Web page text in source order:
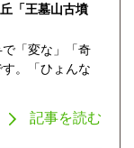
「王墓山古墳
で「変な」「奇
。「ひょんな
記事を読む